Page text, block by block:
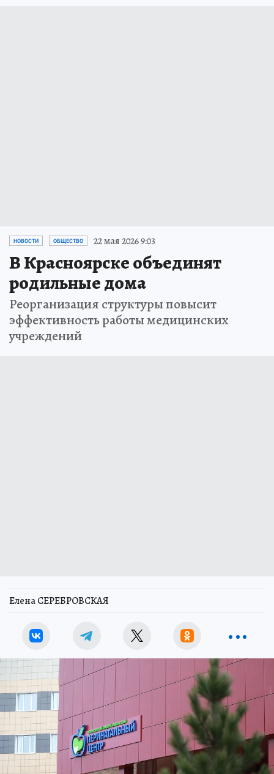
НОВОСТИ ОБЩЕСТВО 22 мая 2026 9:03
В Красноярске объединят
родильные дома
Реорганизация структуры повысит
эффективность работы медицинских
учреждений
Елена СЕРЕБРОВСКАЯ